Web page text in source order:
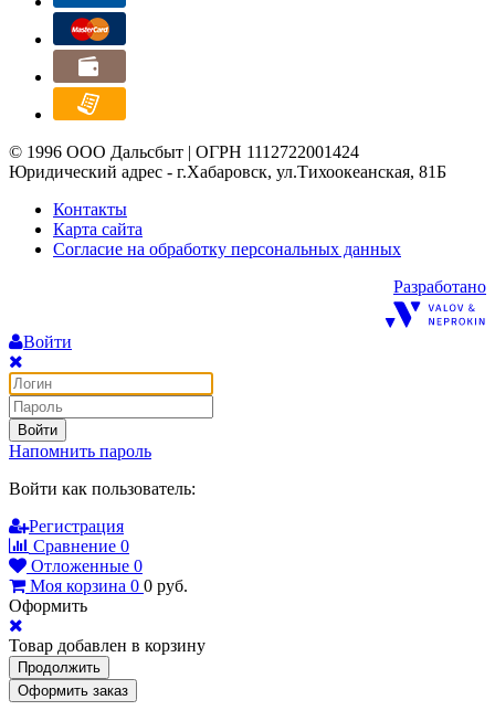
© 1996 ООО Дальсбыт | ОГРН 1112722001424
Юридический адрес - г.Хабаровск, ул.Тихоокеанская, 81Б
Контакты
Карта сайта
Согласие на обработку персональных данных
Разработано
Войти
Войти
Напомнить пароль
Войти как пользователь:
Регистрация
Сравнение 0
Отложенные 0
Моя корзина 0 0 руб.
Оформить
Товар добавлен в корзину
Продолжить
Оформить заказ